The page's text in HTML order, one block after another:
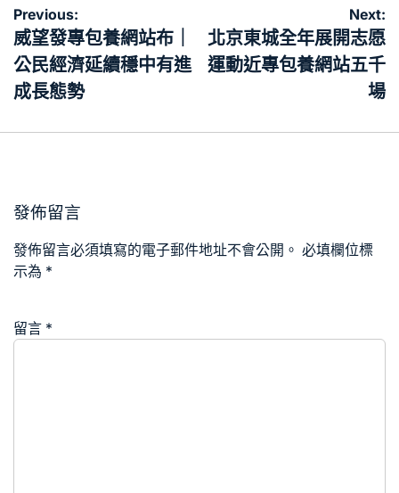
文
章
導
覽
Previous:
威望發專包養網站布｜
公民經濟延續穩中有進
成長態勢
Next:
北京東城全年展開志愿
運動近專包養網站五千
場
發佈留言
發佈留言必須填寫的電子郵件地址不會公開。 必填欄位標
示為 *
留言 *